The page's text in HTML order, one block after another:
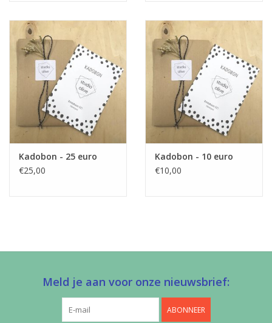
Kadobon - 25 euro
€25,00
Kadobon - 10 euro
€10,00
Meld je aan voor onze nieuwsbrief:
ABONNEER